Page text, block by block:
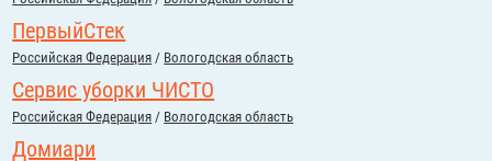
ПервыйСтек
Российcкая Федерация / Вологодская область
Сервис уборки ЧИСТО
Российcкая Федерация / Вологодская область
Домиари